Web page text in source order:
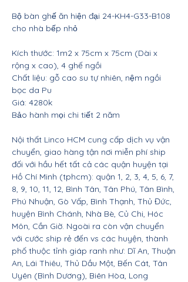
Bộ bàn ghế ăn hiện đại 24-KH4-G33-B108
cho nhà bếp nhỏ
Kích thước: 1m2 x 75cm x 75cm (Dài x
rộng x cao), 4 ghế ngồi
Chất liệu: gỗ cao su tự nhiên, nệm ngồi
bọc da Pu
Giá: 4280k
Bảo hành mọi chi tiết 2 năm
Nội thất Linco HCM cung cấp dịch vụ vận
chuyển, giao hàng tận nơi miễn phí ship
đối với hầu hết tất cả các quận huyện tại
Hồ Chí Minh (tphcm): quận 1, 2, 3, 4, 5, 6, 7,
8, 9, 10, 11, 12, Bình Tân, Tân Phú, Tân Bình,
Phú Nhuận, Gò Vấp, Bình Thạnh, Thủ Đức,
huyện Bình Chánh, Nhà Bè, Củ Chi, Hóc
Môn, Cần Giờ. Ngoài ra còn vận chuyển
với cước ship rẻ đến vs các huyện, thành
phố thuộc tỉnh giáp ranh như: Dĩ An, Thuận
An, Lái Thiêu, Thủ Dầu Một, Bến Cát, Tân
Uyên (Bình Dương), Biên Hòa, Long